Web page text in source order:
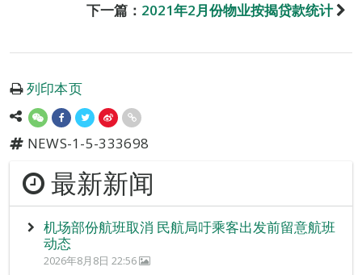
下一篇： 2021年2月份物业按揭贷款统计
列印本页
NEWS-1-5-333698
最新新闻
机场部份航班取消 民航局吁乘客出发前留意航班
动态
2026年8月8日 22:56